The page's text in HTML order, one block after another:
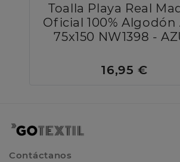
Toalla Playa Real
Oficial 100% Algodón
75x150 NW1398 -
16,95 €
Contáctanos